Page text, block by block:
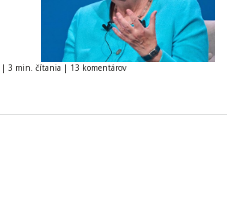
| 3 min. čítania | 13 komentárov